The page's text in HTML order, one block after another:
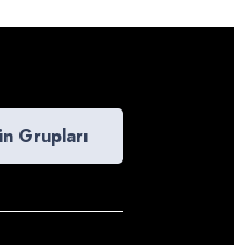
Grupları